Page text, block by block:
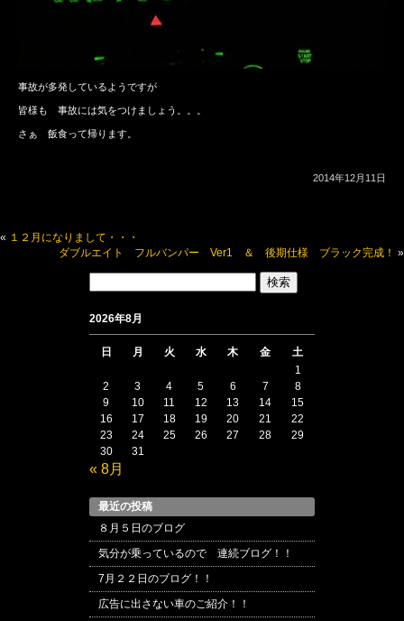
事故が多発しているようですが
皆様も 事故には気をつけましょう。。。
さぁ 飯食って帰ります。
2014年12月11日
« １２月になりまして・・・
ダブルエイト フルバンパー Ver1 ＆ 後期仕様 ブラック完成！ »
2026年8月
日 月 火 水 木 金
土
1
2
3 4 5 6 7
8
9
10 11 12 13 14
15
16
17 18 19 20 21
22
23
24 25 26 27 28
29
30
31
« 8月
最近の投稿
８月５日のブログ
気分が乗っているので 連続ブログ！！
7月２２日のブログ！！
広告に出さない車のご紹介！！